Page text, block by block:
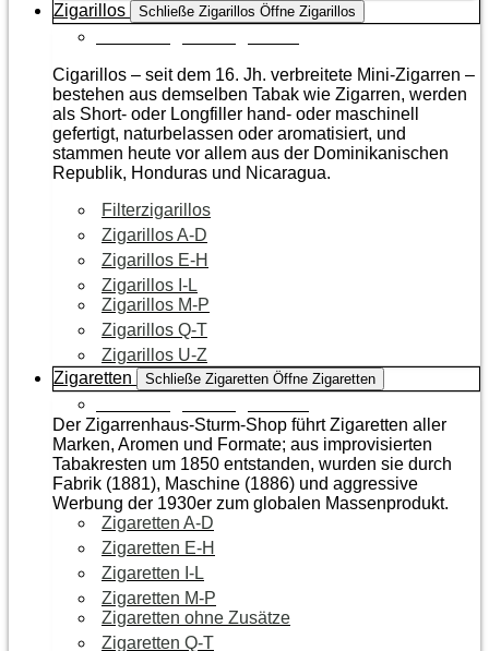
Zigarillos
Schließe Zigarillos Öffne Zigarillos
Cigarillos – seit dem 16. Jh. verbreitete Mini-Zigarren –
bestehen aus demselben Tabak wie Zigarren, werden
als Short- oder Longfiller hand- oder maschinell
gefertigt, naturbelassen oder aromatisiert, und
stammen heute vor allem aus der Dominikanischen
Republik, Honduras und Nicaragua.
Filterzigarillos
Zigarillos A-D
Zigarillos E-H
Zigarillos I-L
Zigarillos M-P
Zigarillos Q-T
Zigarillos U-Z
Zigaretten
Schließe Zigaretten Öffne Zigaretten
Der Zigarrenhaus-Sturm-Shop führt Zigaretten aller
Marken, Aromen und Formate; aus improvisierten
Tabakresten um 1850 entstanden, wurden sie durch
Fabrik (1881), Maschine (1886) und aggressive
Werbung der 1930er zum globalen Massenprodukt.
Zigaretten A-D
Zigaretten E-H
Zigaretten I-L
Zigaretten M-P
Zigaretten ohne Zusätze
Zigaretten Q-T